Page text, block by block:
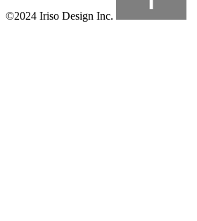
©2024 Iriso Design Inc.